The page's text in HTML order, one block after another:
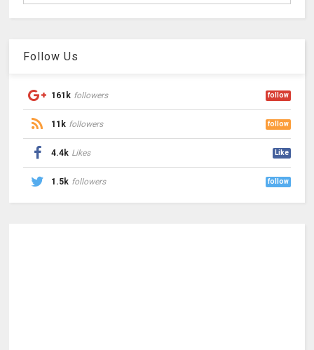
Follow Us
161k followers follow
11k followers follow
4.4k Likes Like
1.5k followers follow